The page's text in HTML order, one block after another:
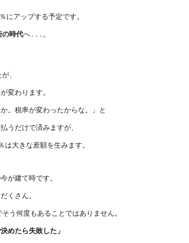
にアップする予定です。
の時代へ...。
、
変わります。
。税率が変わったからな。」と
うだけで済みますが、
大きな差額を生みます。
が建て時です。
くさん。
う何度もあることではありません。
めたら失敗した」